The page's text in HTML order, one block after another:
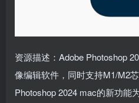
资源描述：Adobe Photoshop
像编辑软件，同时支持M1/M2
Photoshop 2024 mac的新功能